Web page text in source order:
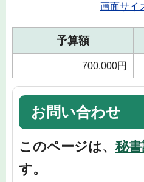
画面サイ
予算額
700,000円
お問い合わせ
このページは、 秘
す。